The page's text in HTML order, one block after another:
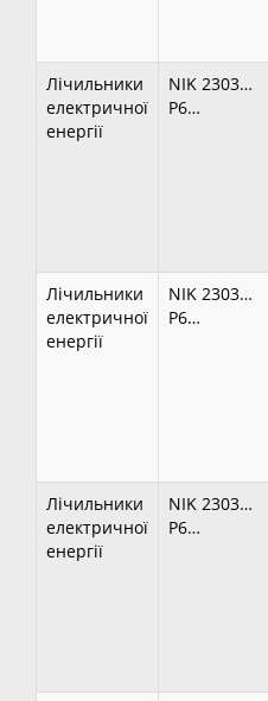
Лічильники
електричної
енергії
NIK 2303…
P6…
Лічильники
електричної
енергії
NIK 2303…
P6…
Лічильники
електричної
енергії
NIK 2303…
P6…